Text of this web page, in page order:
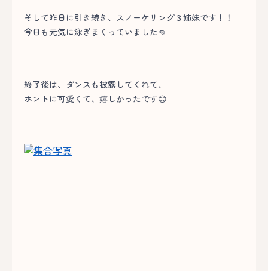
そして昨日に引き続き、スノーケリング３姉妹です！！
今日も元気に泳ぎまくっていました👊
終了後は、ダンスも披露してくれて、
ホントに可愛くて、嬉しかったです😊